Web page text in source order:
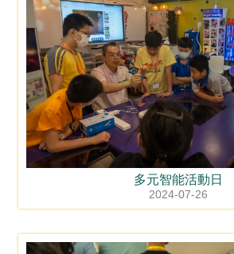
多元智能活動日
2024-07-26